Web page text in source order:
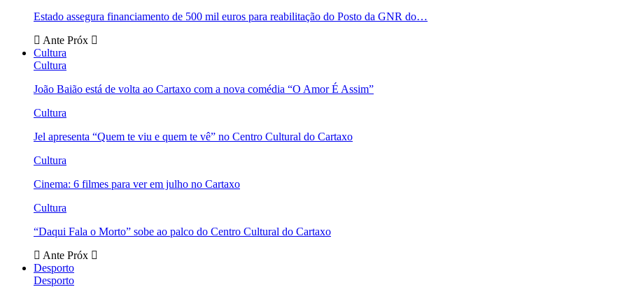
Estado assegura financiamento de 500 mil euros para reabilitação do Posto da GNR do…
Ante Próx
Cultura
Cultura
João Baião está de volta ao Cartaxo com a nova comédia “O Amor É Assim”
Cultura
Jel apresenta “Quem te viu e quem te vê” no Centro Cultural do Cartaxo
Cultura
Cinema: 6 filmes para ver em julho no Cartaxo
Cultura
“Daqui Fala o Morto” sobe ao palco do Centro Cultural do Cartaxo
Ante Próx
Desporto
Desporto